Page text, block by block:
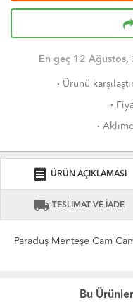
En geç 12
· Ürünü
·
·
receipt ÜRÜN AÇIKLAMASI
local_shipping TESLİMAT VE İADE
Paraduş Menteşe Cam
Bu